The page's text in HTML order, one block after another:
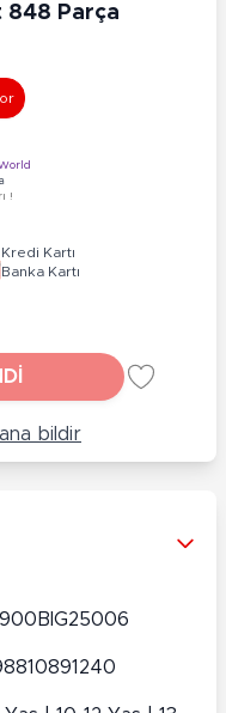
848 Parça
!
Kredi Kartı
Banka Kartı
bildir